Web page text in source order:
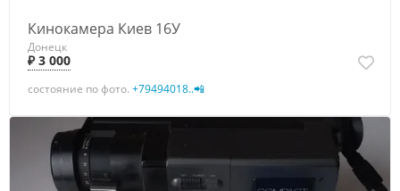
Кинокамера Киев 16У
Донецк
₽ 3 000
состояние по фото. +79494018..📲